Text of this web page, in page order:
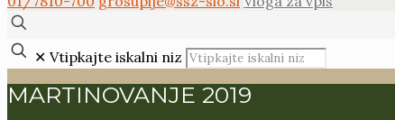
✕ Vtipkajte iskalni niz
MARTINOVANJE 2019